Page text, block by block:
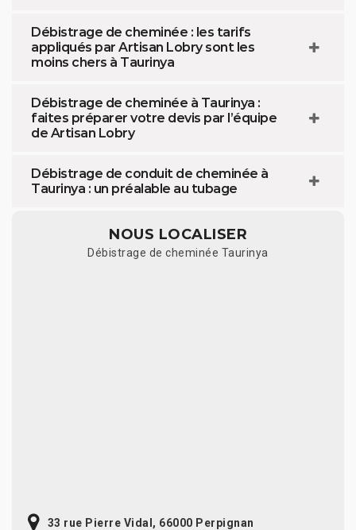
Débistrage de cheminée : les tarifs
appliqués par Artisan Lobry sont les
moins chers à Taurinya
Débistrage de cheminée à Taurinya :
faites préparer votre devis par l’équipe
de Artisan Lobry
Débistrage de conduit de cheminée à
Taurinya : un préalable au tubage
NOUS LOCALISER
Débistrage de cheminée Taurinya
33 rue Pierre Vidal, 66000 Perpignan